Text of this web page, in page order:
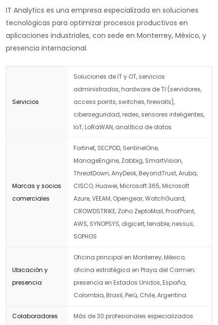
IT Analytics es una empresa especializada en soluciones
tecnológicas para optimizar procesos productivos en
aplicaciones industriales, con sede en Monterrey, México, y
presencia internacional.
Servicios
Soluciones de IT y OT, servicios
administrados, hardware de TI (servidores,
access points, switches, firewalls),
ciberseguridad, redes, sensores inteligentes,
IoT, LoRaWAN, analítica de datos
Marcas y socios
comerciales
Fortinet, SECPOD, SentinelOne,
ManageEngine, Zabbig, SmartVision,
ThreatDown, AnyDesk, BeyondTrust, Aruba,
CISCO, Huawei, Microsoft 365, Microsoft
Azure, VEEAM, Opengear, WatchGuard,
CROWDSTRIKE, Zoho ZeptoMail, ProofPoint,
AWS, SYNOPSYS, digicert, tenable, nessus,
SOPHOS
Ubicación y
presencia
Oficina principal en Monterrey, México;
oficina estratégica en Playa del Carmen;
presencia en Estados Unidos, España,
Colombia, Brasil, Perú, Chile, Argentina
Colaboradores Más de 30 profesionales especializados